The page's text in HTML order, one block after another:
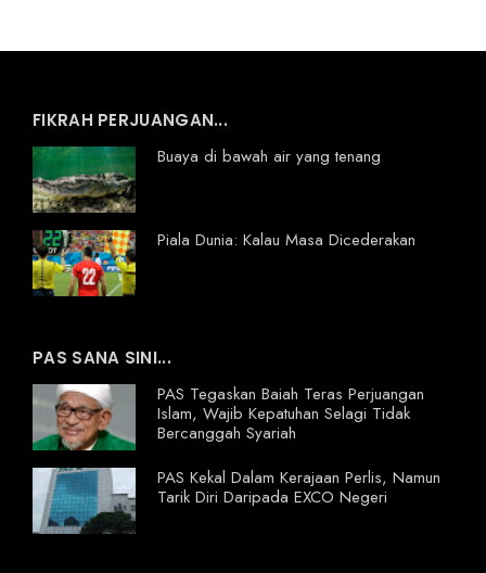
FIKRAH PERJUANGAN...
Buaya di bawah air yang tenang
Piala Dunia: Kalau Masa Dicederakan
PAS SANA SINI...
PAS Tegaskan Baiah Teras Perjuangan
Islam, Wajib Kepatuhan Selagi Tidak
Bercanggah Syariah
PAS Kekal Dalam Kerajaan Perlis, Namun
Tarik Diri Daripada EXCO Negeri